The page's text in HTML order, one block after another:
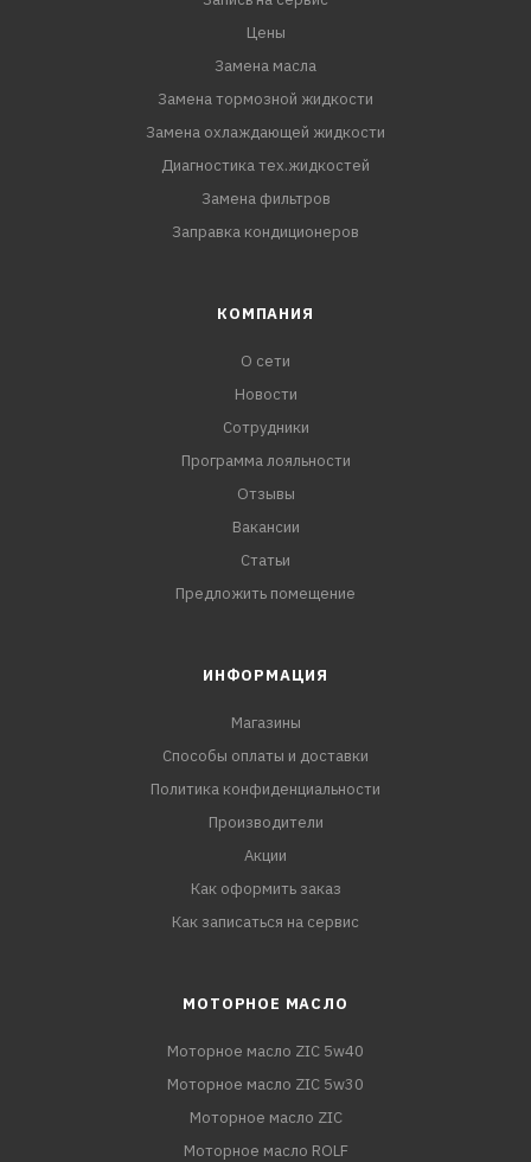
продлевает срок службы системы охлаждения;
готов к применению.
Цены
Замена масла
Замена тормозной жидкости
Замена охлаждающей жидкости
Диагностика тех.жидкостей
Замена фильтров
Заправка кондиционеров
КОМПАНИЯ
О сети
Новости
Сотрудники
Программа лояльности
Отзывы
Вакансии
Статьи
Предложить помещение
ИНФОРМАЦИЯ
Магазины
Способы оплаты и доставки
Политика конфиденциальности
Производители
Акции
Как оформить заказ
Как записаться на сервис
МОТОРНОЕ МАСЛО
Моторное масло ZIC 5w40
Моторное масло ZIC 5w30
Моторное масло ZIC
Моторное масло ROLF